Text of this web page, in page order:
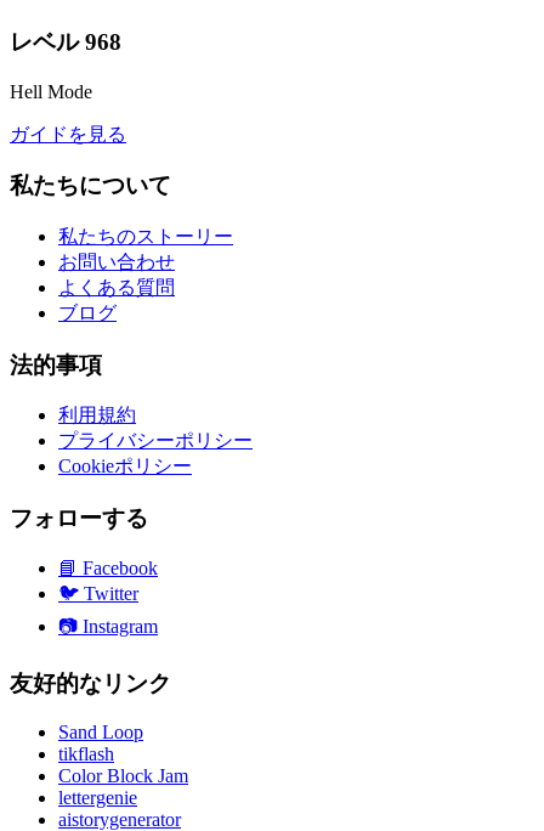
レベル 968
Hell Mode
ガイドを見る
私たちについて
私たちのストーリー
お問い合わせ
よくある質問
ブログ
法的事項
利用規約
プライバシーポリシー
Cookieポリシー
フォローする
📘 Facebook
🐦 Twitter
📷 Instagram
友好的なリンク
Sand Loop
tikflash
Color Block Jam
lettergenie
aistorygenerator